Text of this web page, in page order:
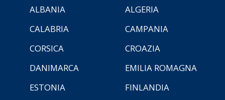
ALBANIA
ALGERIA
CALABRIA
CAMPANIA
CORSICA
CROAZIA
DANIMARCA
EMILIA ROMAGNA
ESTONIA
FINLANDIA